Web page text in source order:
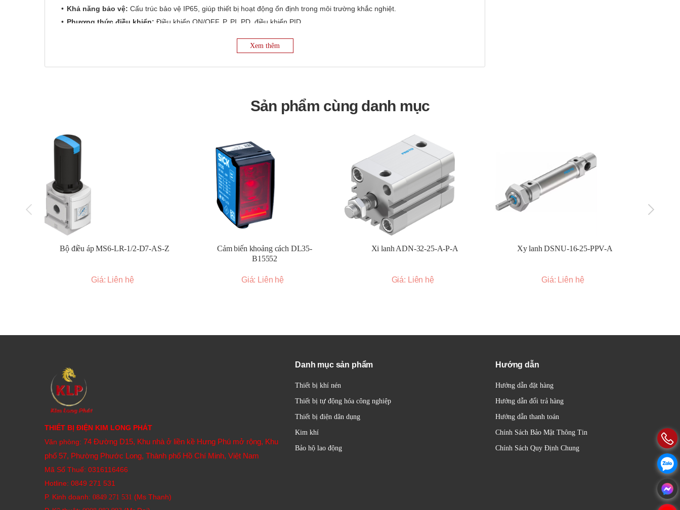
Khả năng bảo vệ: Cấu trúc bảo vệ IP65, giúp thiết bị hoạt động ổn định trong môi trường khắc nghiệt.
Phương thức điều khiển: Điều khiển ON/OFF, P, PI, PD, điều khiển PID.
Kiểm soát nhiệt độ trong lò nung, lò sấy.
Điều khiển nhiệt độ trong các hệ thống làm nóng, làm lạnh.
Xem thêm
Sản phẩm cùng danh mục
Bộ điều áp MS6-LR-1/2-D7-AS-Z
Giá: Liên hệ
Cảm biến khoảng cách DL35-
B15552
Giá: Liên hệ
Xi lanh ADN-32-25-A-P-A
Giá: Liên hệ
Xy lanh DSNU-16-25-PPV-A
Giá: Liên hệ
THIẾT BỊ ĐIỆN KIM LONG PHÁT
Văn phòng: 74 Đường D15, Khu nhà ở liền kề Hưng Phú mở rộng, Khu
phố 57, Phường Phước Long, Thành phố Hồ Chí Minh, Việt Nam
Mã Số Thuế: 0316116466
Hotline: 0849 271 531
P. Kinh doanh: 0849 271 531 (Ms Thanh)
Danh mục sản phẩm
Thiết bị khí nén
Thiết bị tự động hóa công nghiệp
Thiết bị điện dân dụng
Kim khí
Bảo hộ lao động
Hướng dẫn
Hướng dẫn đặt hàng
Hướng dẫn đổi trả hàng
Hướng dẫn thanh toán
Chính Sách Bảo Mật Thông Tin
Chính Sách Quy Định Chung